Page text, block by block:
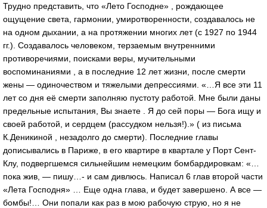
Трудно представить, что «Лето Господне» , рождающее
ощущение света, гармонии, умиротворенности, создавалось не
на одном дыхании, а на протяжении многих лет (с 1927 по 1944
гг.). Создавалось человеком, терзаемым внутренними
противоречиями, поисками веры, мучительными
воспоминаниями , а в последние 12 лет жизни, после смерти
жены — одиночеством и тяжелыми депрессиями. «…Я все эти 11
лет со дня её смерти заполняю пустоту работой. Мне были даны
предельные испытания, Вы знаете . Я до сей поры — Бога ищу и
своей работой, и сердцем (рассудком нельзя!).» ( из письма
К.Деникиной , незадолго до смерти). Последние главы
дописывались в Париже, в его квартире в квартале у Порт Сент-
Клу, подвергшемся сильнейшим немецким бомбардировкам: «…
пока жив, — пишу…- и сам дивлюсь. Написал 6 глав второй части
«Лета Господня» … Еще одна глава, и будет завершено. А все —
бомбы!… Они попали как раз в мою рабочую струю, но я не